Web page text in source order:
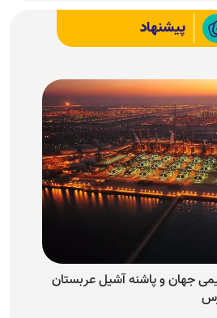
پیشنهاد
جهان و پاشنه آشیل عربستان